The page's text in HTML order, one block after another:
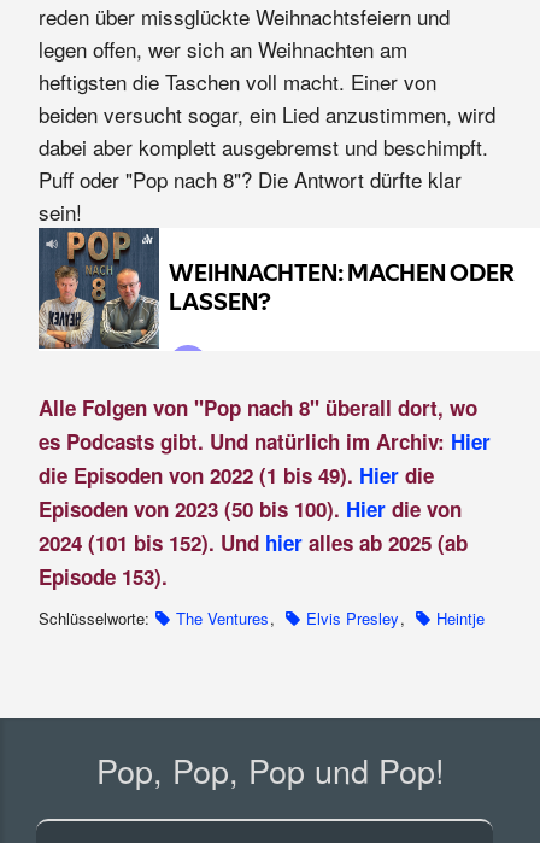
reden über missglückte Weihnachtsfeiern und
legen offen, wer sich an Weihnachten am
heftigsten die Taschen voll macht. Einer von
beiden versucht sogar, ein Lied anzustimmen, wird
dabei aber komplett ausgebremst und beschimpft.
Puff oder "Pop nach 8"? Die Antwort dürfte klar
sein!
Alle Folgen von "Pop nach 8" überall dort, wo
es Podcasts gibt. Und natürlich im Archiv: Hier
die Episoden von 2022 (1 bis 49). Hierdie
Episoden von 2023 (50 bis 100). Hier die von
2024 (101 bis 152). Und hier alles ab 2025 (ab
Episode 153).
Schlüsselworte: The Ventures, Elvis Presley, Heintje
Pop, Pop, Pop und Pop!